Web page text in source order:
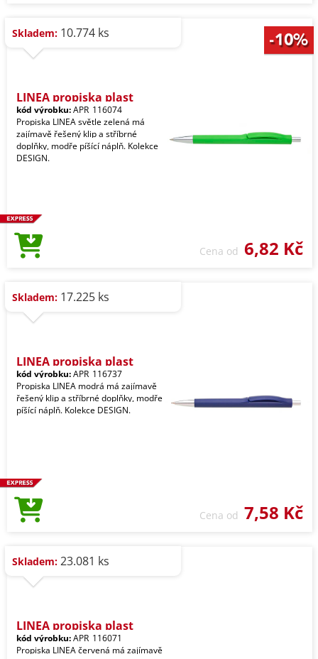
Skladem: 10.774 ks
LINEA propiska plast
kód výrobku:APR_116074
Propiska LINEA světle zelená má
zajímavě řešený klip a stříbrné
doplňky, modře píšící náplň. Kolekce
DESIGN.
Cena od 6,82 Kč
Skladem: 17.225 ks
LINEA propiska plast
kód výrobku:APR_116737
Propiska LINEA modrá má zajímavě
řešený klip a stříbrné doplňky, modře
píšící náplň. Kolekce DESIGN.
Cena od 7,58 Kč
Skladem: 23.081 ks
LINEA propiska plast
kód výrobku:APR_116071
Propiska LINEA červená má zajímavě